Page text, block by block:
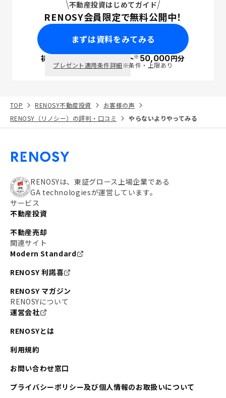
不動産投資はじめてガイド
RENOSY会員限定で無料公開中！
まずは資料をみてみる
初回面談で ポイント※50,000円分
プレゼント適用条件詳細※条件・上限あり
TOP RENOSY不動産投資
お客様の声
RENOSY（リノシー）の評判・口コミ
やらないよりやってみる
RENOSYは、東証グロース上場企業である
GA technologiesが運営しています。
サービス
不動産投資
不動産売却
関連サイト
Modern Standard
RENOSY 利諾喜
RENOSY マガジン
RENOSYについて
運営会社
RENOSYとは
利用規約
お問い合わせ窓口
プライバシーポリシー及び個人情報のお取扱いについて